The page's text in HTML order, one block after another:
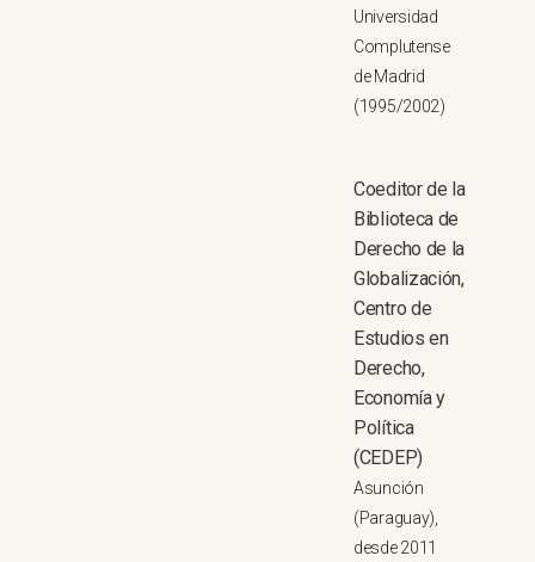
Universidad
Complutense
de Madrid
(1995/2002)
Coeditor de la
Biblioteca de
Derecho de la
Globalización,
Centro de
Estudios en
Derecho,
Economía y
Política
(CEDEP)
Asunción
(Paraguay),
desde 2011